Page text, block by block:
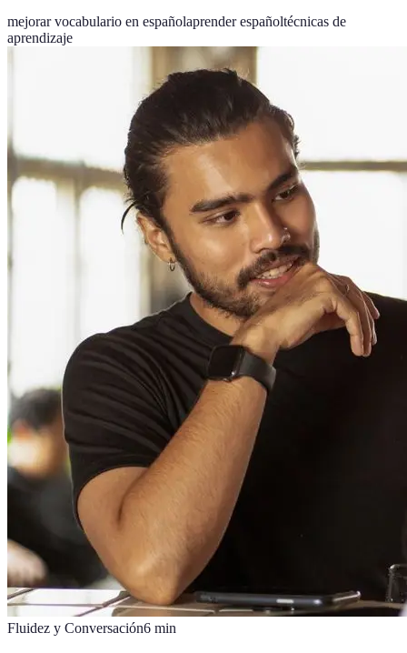
mejorar vocabulario en españolaprender españoltécnicas de
aprendizaje
Fluidez y Conversación6 min